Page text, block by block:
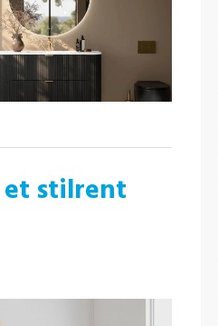
et stilrent